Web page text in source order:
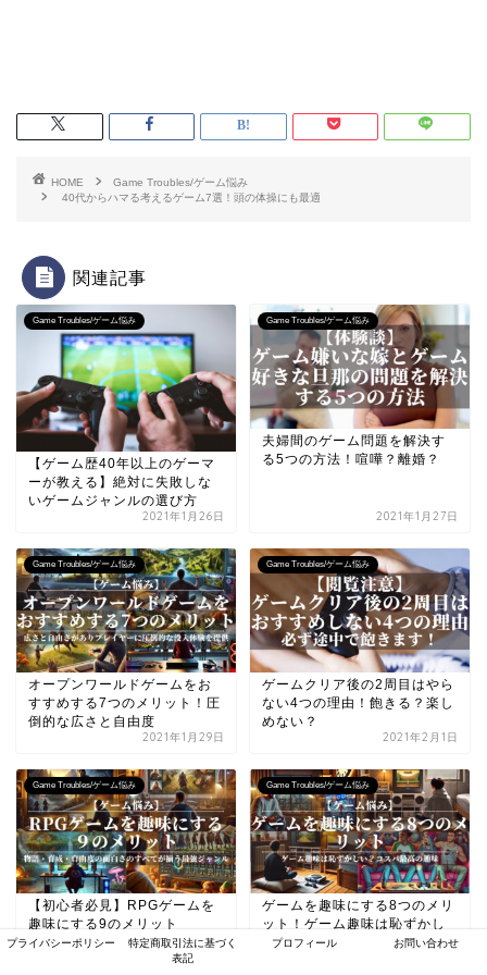
HOME
Game Troubles/ゲーム悩み
40代からハマる考えるゲーム7選！頭の体操にも最適
関連記事
Game Troubles/ゲーム悩み
【ゲーム歴40年以上のゲーマ
ーが教える】絶対に失敗しな
いゲームジャンルの選び方
2021年1月26日
Game Troubles/ゲーム悩み
夫婦間のゲーム問題を解決す
る5つの方法！喧嘩？離婚？
2021年1月27日
Game Troubles/ゲーム悩み
オープンワールドゲームをお
すすめする7つのメリット！圧
倒的な広さと自由度
2021年1月29日
Game Troubles/ゲーム悩み
ゲームクリア後の2周目はやら
ない4つの理由！飽きる？楽し
めない？
2021年2月1日
Game Troubles/ゲーム悩み
【初心者必見】RPGゲームを
趣味にする9のメリット
2021年1月29日
Game Troubles/ゲーム悩み
ゲームを趣味にする8つのメリ
ット！ゲーム趣味は恥ずかし
い？コスパ最高の趣味
プライバシーポリシー
特定商取引法に基づく
表記
プロフィール お問い合わせ